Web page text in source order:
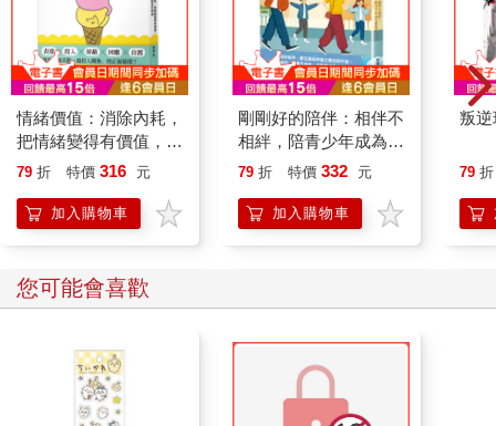
所以說有些強人的思想真是無法理解，別的不說，光兩人從
相識到相戀的過程中，她怎麼聽怎麼覺得似乎是帶了點Ｓ和Ｍ的
色彩……這也太虐了吧！？要是真單單的打個架、交個手就能找
到另一半，那以後大家戀愛可簡單多了，只要找到自己看著順眼
的人，拖回來打到半死，多揍個幾次自然就可以勾搭成姦……只
「喂！妳怎麼……」正講到感動處的那NPC被打斷了話，瞬
間就不高興的黑著臉回頭，結果一看自己跟前站著的居然是那顆
「我怎麼？」雲千千茫然的眨眼。
「……沒什麼。」NPC默默無語的抹把汗，悄悄遁走了。
雲千千又站在原地聽了一會長老的演講，把剛才的故事和現
在類似直銷的戰前動員情景一結合，頓時明白，長老這是在為凱
情緒價值：消除內耗，
把情緒變得有價值，跟
誰都能自在相處
79 折 特價 316 元
加入購物車
剛剛好的陪伴：相伴不
相絆，陪青少年成為想
要的自己
79 折 特價 332 元
加入購物車
叛逆
79 折
您可能也需要